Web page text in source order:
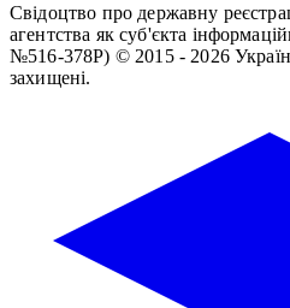
Свідоцтво про державну
агентства як суб'єкта
№516-378Р) © 2015 - 2026
захищені.